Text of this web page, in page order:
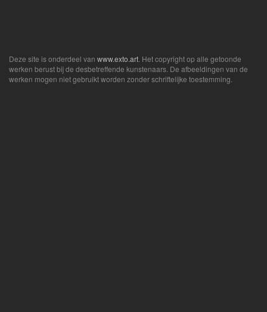
Deze site is onderdeel van www.exto.art . Het copyright op alle getoonde
werken berust bij de desbetreffende kunstenaars. De afbeeldingen van de
werken mogen niet gebruikt worden zonder schriftelijke toestemming.